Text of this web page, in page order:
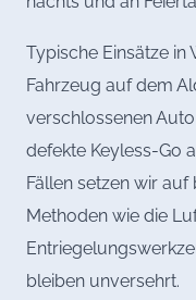
Typische Einsätze
Fahrzeug auf dem
verschlossenen
defekte Keyless-Go
Fällen setzen wir
Methoden wie die
bleiben unversehrt.